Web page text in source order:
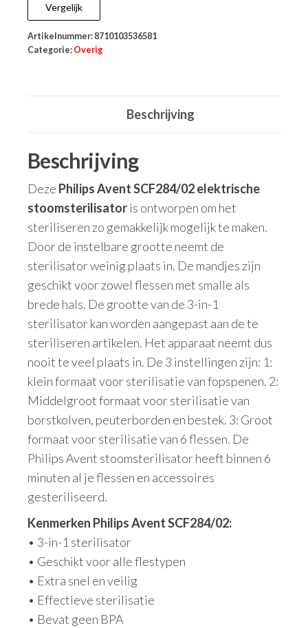
Vergelijk
Artikelnummer: 8710103536581
Categorie: Overig
Beschrijving
Beschrijving
Deze Philips Avent SCF284/02 elektrische
stoomsterilisatoris ontworpen om het
steriliseren zo gemakkelijk mogelijk te maken.
Door de instelbare grootte neemt de
sterilisator weinig plaats in. De mandjes zijn
geschikt voor zowel flessen met smalle als
brede hals. De grootte van de 3-in-1
sterilisator kan worden aangepast aan de te
steriliseren artikelen. Het apparaat neemt dus
nooit te veel plaats in. De 3 instellingen zijn: 1:
klein formaat voor sterilisatie van fopspenen. 2:
Middelgroot formaat voor sterilisatie van
borstkolven, peuterborden en bestek. 3: Groot
formaat voor sterilisatie van 6 flessen. De
Philips Avent stoomsterilisator heeft binnen 6
minuten al je flessen en accessoires
gesteriliseerd.
Kenmerken Philips Avent SCF284/02:
• 3-in-1 sterilisator
• Geschikt voor alle flestypen
• Extra snel en veilig
• Effectieve sterilisatie
• Bevat geen BPA